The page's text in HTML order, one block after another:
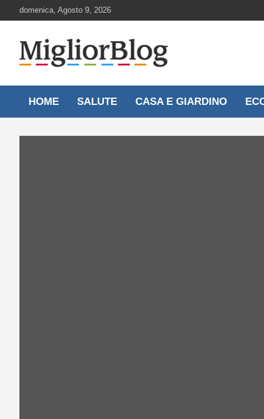
to
domenica, Agosto 9, 2026
MigliorBlog.it
HOME SALUTE CASA E GIARDINO